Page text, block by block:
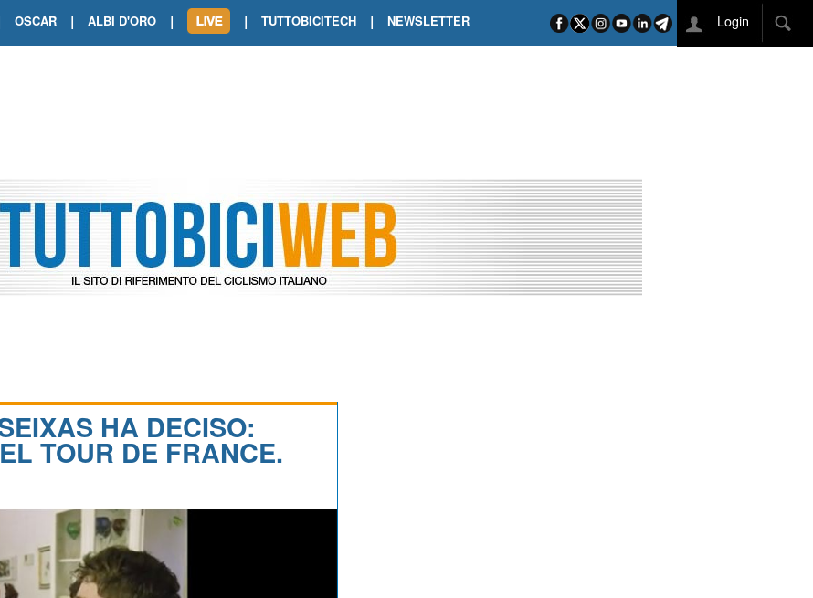
OSCAR | ALBI D'ORO |
TOUR DE FRANCE. ORCIERES-MERLETTE INCORONA CARAPAZ
TOUR DE FRANCE. A VOIRON TRIONFO DI PHILIPSEN SU SCHMID E KOOIJ
| TUTTOBICITECH | NEWSLETTER Login
HA DECISO:
TOUR DE FRANCE.